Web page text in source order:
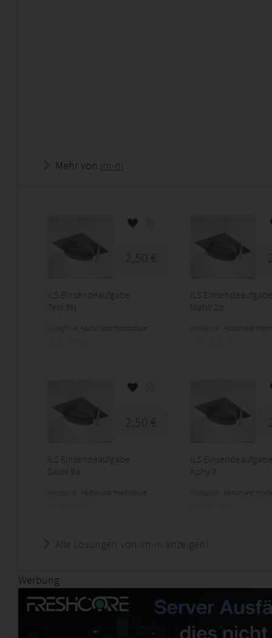
Mehr von im-ni
2,50 €
ILS Einsendeaufgabe
Text 3N
Abitur und Hochschule
ILS Einsendeaufgabe
MatW 2b
Abitur und
2,50 €
ILS Einsendeaufgabe
GesM 9a
Abitur und Hochschule
ILS Einsendeaufgabe
Kphy 3
Abitur und
Alle Lösungen von im-ni anzeigen!
Werbung